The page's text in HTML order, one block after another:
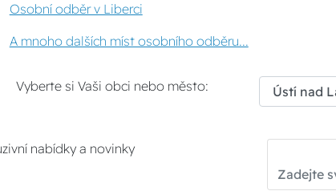
Osobní odběr v Liberci
A mnoho dalších míst osobního odběru...
Vyberte si Vaši obci nebo město:
nabídky a novinky